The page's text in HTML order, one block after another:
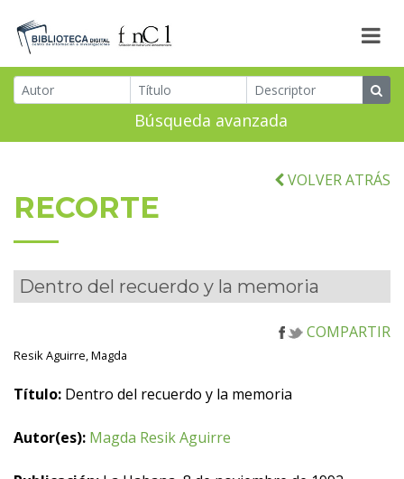
Búsqueda avanzada
VOLVER ATRÁS
RECORTE
Dentro del recuerdo y la memoria
COMPARTIR
Resik Aguirre, Magda
Título: Dentro del recuerdo y la memoria
Autor(es): Magda Resik Aguirre